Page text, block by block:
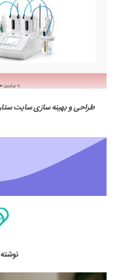
طراحی و بهینه سازی سایت